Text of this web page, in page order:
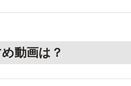
動画は？